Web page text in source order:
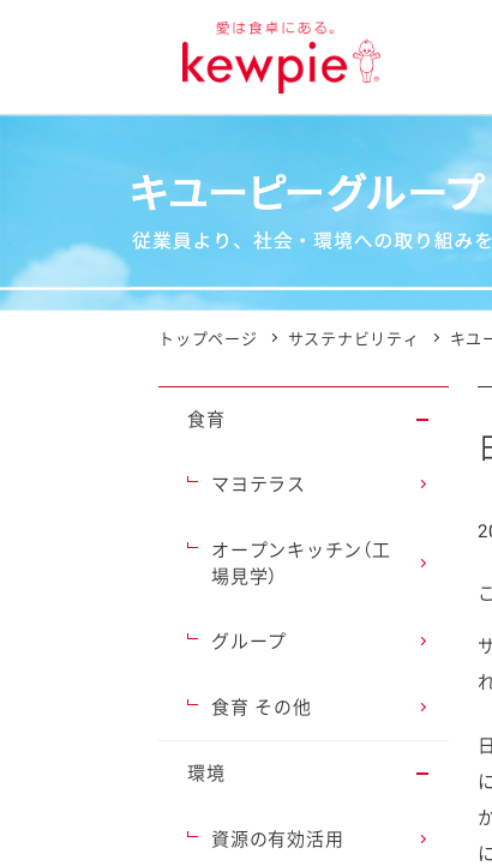
食
食
海
フ
食育
マヨテラス
オープンキッチン（工
場見学）
グループ
食育 その他
環境
資源の有効活用
トップページ サステナビリティ キユ